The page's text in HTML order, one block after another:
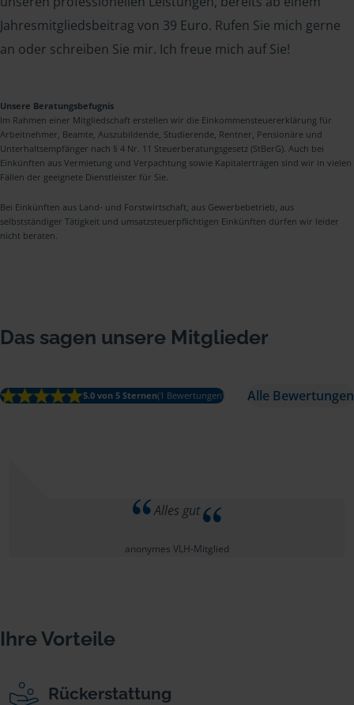
Jahresmitgliedsbeitrag von 39 Euro. Rufen Sie mich gerne
an oder schreiben Sie mir. Ich freue mich auf Sie!
Unsere Beratungsbefugnis
Im Rahmen einer Mitgliedschaft erstellen wir die Einkommensteuererklärung für
Arbeitnehmer, Beamte, Auszubildende, Studierende, Rentner, Pensionäre und
Unterhaltsempfänger nach § 4 Nr. 11 Steuerberatungsgesetz (StBerG). Auch bei
Einkünften aus Vermietung und Verpachtung sowie Kapitalerträgen sind wir in vielen
Fällen der geeignete Dienstleister für Sie.
Bei Einkünften aus Land- und Forstwirtschaft, aus Gewerbebetrieb, aus
selbstständiger Tätigkeit und umsatzsteuerpflichtigen Einkünften dürfen wir leider
nicht beraten.
Das sagen unsere Mitglieder
5.0 von 5 Sternen(1 Bewertungen) Alle Bewertungen
Alles gut
anonymes VLH-Mitglied
Ihre Vorteile
Rückerstattung